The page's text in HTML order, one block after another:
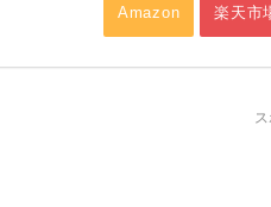
Amazon 楽天市